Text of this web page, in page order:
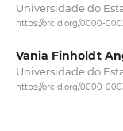
Universidade do
https://orcid.org/0000-
Vania Finholdt
Universidade do
https://orcid.org/0000-